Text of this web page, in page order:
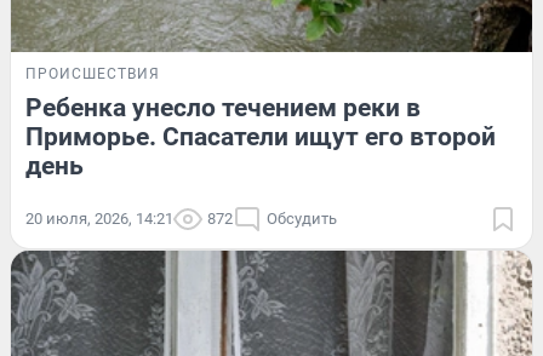
ПРОИСШЕСТВИЯ
Ребенка унесло течением реки в
Приморье. Спасатели ищут его второй
день
20 июля, 2026, 14:21 872 Обсудить